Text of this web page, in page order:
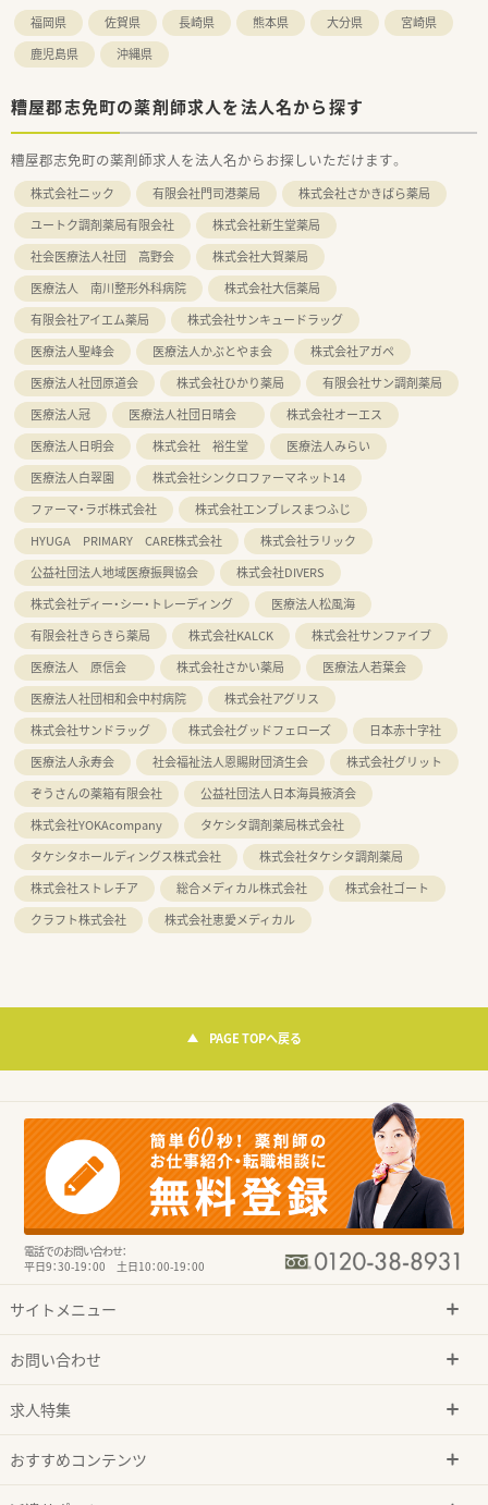
福岡県 佐賀県 長崎県 熊本県 大分県
宮崎県
鹿児島県
沖縄県
糟屋郡志免町の薬剤師求人を法人名から探す
糟屋郡志免町の薬剤師求人を法人名からお探しいただけます。
株式会社ニック 有限会社門司港薬局
株式会社さかきばら薬局
ユートク調剤薬局有限会社
株式会社新生堂薬局
社会医療法人社団 高野会
株式会社大賀薬局
医療法人 南川整形外科病院
株式会社大信薬局
有限会社アイエム薬局
株式会社サンキュードラッグ
医療法人聖峰会
医療法人かぶとやま会
株式会社アガペ
医療法人社団原道会
株式会社ひかり薬局
有限会社サン調剤薬局
医療法人冠
医療法人社団日晴会
株式会社オーエス
医療法人日明会
株式会社 裕生堂
医療法人みらい
医療法人白翠園
株式会社シンクロファーマネット14
ファーマ・ラボ株式会社
株式会社エンブレスまつふじ
HYUGA PRIMARY CARE株式会社
株式会社ラリック
公益社団法人地域医療振興協会
株式会社DIVERS
株式会社ディー・シー・トレーディング
医療法人松風海
有限会社きらきら薬局
株式会社KALCK
株式会社サンファイブ
医療法人 原信会
株式会社さかい薬局
医療法人若葉会
医療法人社団相和会中村病院
株式会社アグリス
株式会社サンドラッグ
株式会社グッドフェローズ
日本赤十字社
医療法人永寿会
社会福祉法人恩賜財団済生会
株式会社グリット
ぞうさんの薬箱有限会社
公益社団法人日本海員掖済会
株式会社YOKAcompany
タケシタ調剤薬局株式会社
タケシタホールディングス株式会社
株式会社タケシタ調剤薬局
株式会社ストレチア
総合メディカル株式会社
株式会社ゴート
クラフト株式会社
株式会社恵愛メディカル
PAGE TOPへ戻る
電話でのお問い合わせ：
平日9：30-19：00 土日10：00-19：00
サイトメニュー
お問い合わせ
求人特集
おすすめコンテンツ